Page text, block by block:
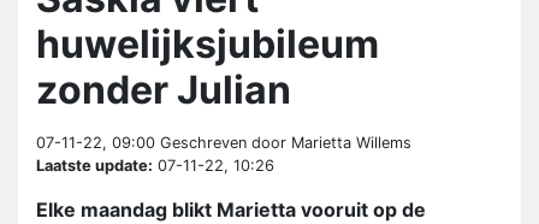
huwelijksjubileum
zonder Julian
07-11-22, 09:00 Geschreven door Marietta Willems
Laatste update: 07-11-22, 10:26
Elke maandag blikt Marietta vooruit op de